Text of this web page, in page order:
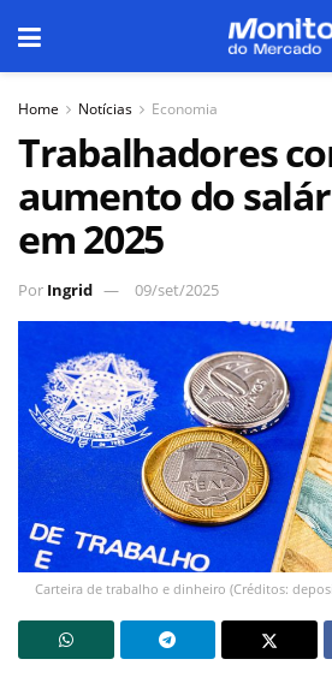
Home Notícias Economia
Trabalhadores
aumento do
em 2025
Por Ingrid 09/set/2025
Carteira de trabalho e dinheiro (Créditos: